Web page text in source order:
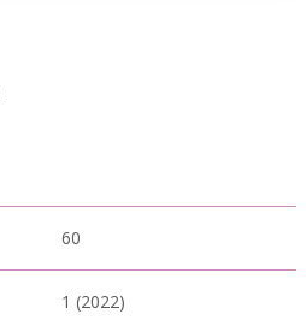
60
1 (2022)